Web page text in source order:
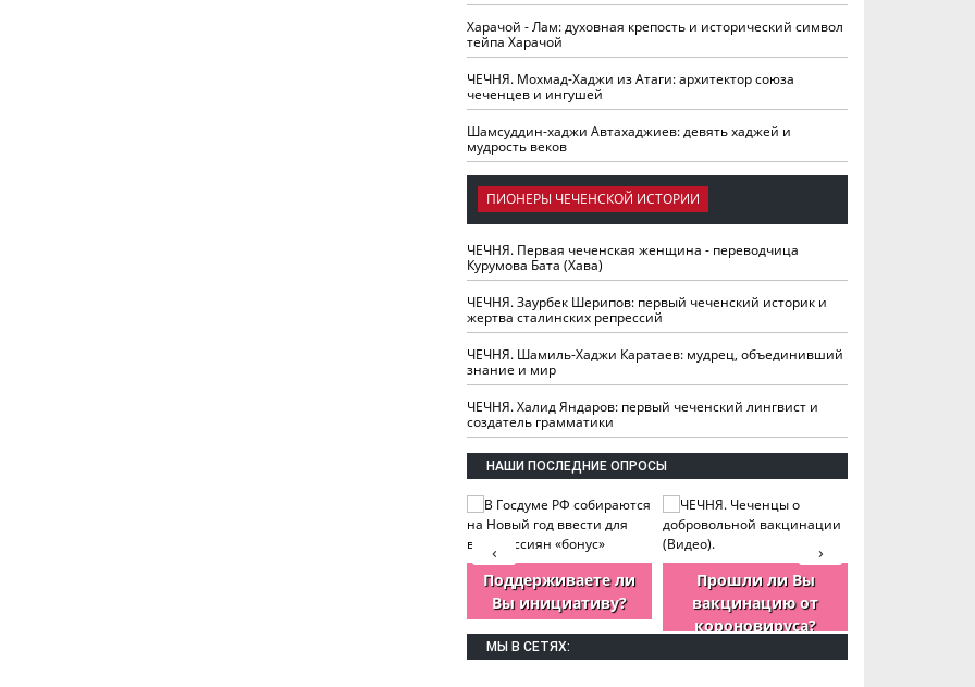
Харачой - Лам: духовная крепость и исторический символ
тейпа Харачой
ЧЕЧНЯ. Мохмад-Хаджи из Атаги: архитектор союза
чеченцев и ингушей
Шамсуддин-хаджи Автахаджиев: девять хаджей и
мудрость веков
ПИОНЕРЫ ЧЕЧЕНСКОЙ ИСТОРИИ
ЧЕЧНЯ. Первая чеченская женщина - переводчица
Курумова Бата (Хава)
ЧЕЧНЯ. Заурбек Шерипов: первый чеченский историк и
жертва сталинских репрессий
ЧЕЧНЯ. Шамиль-Хаджи Каратаев: мудрец, объединивший
знание и мир
ЧЕЧНЯ. Халид Яндаров: первый чеченский лингвист и
создатель грамматики
НАШИ ПОСЛЕДНИЕ ОПРОСЫ
Поддерживаете ли
Вы инициативу?
Прошли ли Вы
вакцинацию от
короновируса?
›
‹
МЫ В СЕТЯХ: